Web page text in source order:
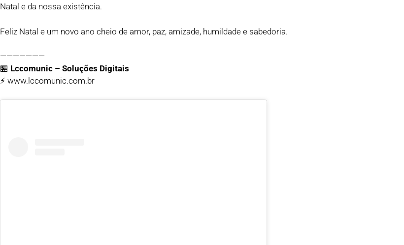
Natal e da nossa existência.
Feliz Natal e um novo ano cheio de amor, paz, amizade, humildade e sabedoria.
———————
🏪 Lccomunic – Soluções Digitais
⚡ www.lccomunic.com.br